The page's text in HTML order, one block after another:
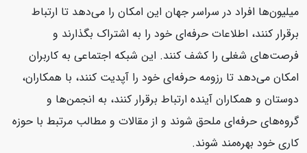
میلیون‌ها افراد در سراسر جهان این امکان را می‌دهد تا ارتباط
برقرار کنند، اطلاعات حرفه‌ای خود را به اشتراک بگذارند و
فرصت‌های شغلی را کشف کنند. این شبکه اجتماعی به کاربران
امکان می‌دهد تا رزومه حرفه‌ای خود را آپدیت کنند، با همکاران،
دوستان و همکاران آینده ارتباط برقرار کنند، به انجمن‌ها و
گروه‌های حرفه‌ای ملحق شوند و از مقالات و مطالب مرتبط با حوزه
کاری خود بهره‌مند شوند.